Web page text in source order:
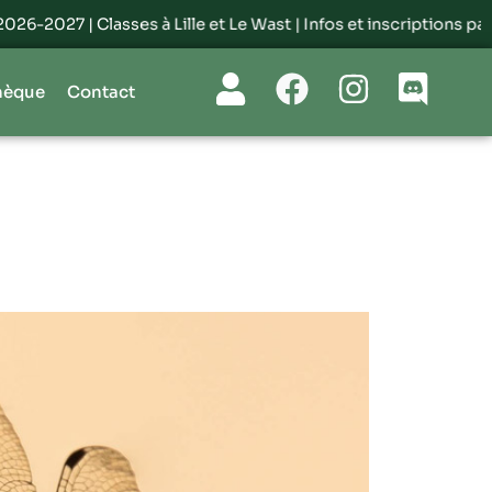
| Classes à Lille et Le Wast |Infos et inscriptions par ici
Contact